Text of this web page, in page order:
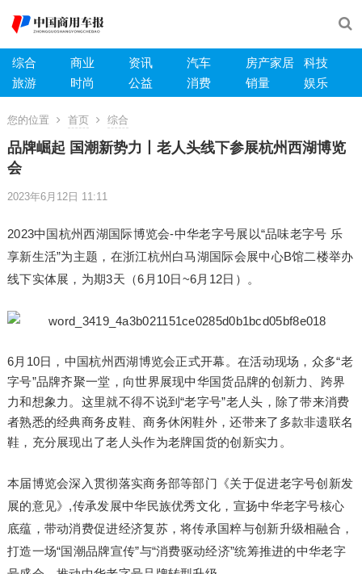
综合 商业 资讯 汽车 房产家居
科技
旅游
时尚 公益 消费 销量 娱乐
您的位置 首页 综合
品牌崛起 国潮新势力丨老人头线下参展杭州西湖博览
会
2023年6月12日 11:11
2023中国杭州西湖国际博览会-中华老字号展以“品味老字号 乐
享新生活”为主题，在浙江杭州白马湖国际会展中心B馆二楼举办
线下实体展，为期3天（6月10日~6月12日）。
6月10日，中国杭州西湖博览会正式开幕。在活动现场，众多“老
字号”品牌齐聚一堂，向世界展现中华国货品牌的创新力、跨界
力和想象力。这里就不得不说到“老字号”老人头，除了带来消费
者熟悉的经典商务皮鞋、商务休闲鞋外，还带来了多款非遗联名
鞋，充分展现出了老人头作为老牌国货的创新实力。
本届博览会深入贯彻落实商务部等部门《关于促进老字号创新发
展的意见》,传承发展中华民族优秀文化，宣扬中华老字号核心
底蕴，带动消费促进经济复苏，将传承国粹与创新升级相融合，
打造一场“国潮品牌宣传”与“消费驱动经济”统筹推进的中华老字